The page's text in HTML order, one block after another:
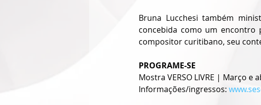
Bruna Lucchesi também
concebida como um encontro
compositor curitibano, seu
PROGRAME-SE
Mostra VERSO LIVRE | Março e
Informações/ingressos: